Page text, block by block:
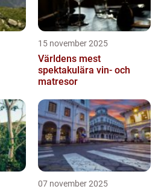
15 november 2025
Världens mest
spektakulära vin- och
matresor
07 november 2025